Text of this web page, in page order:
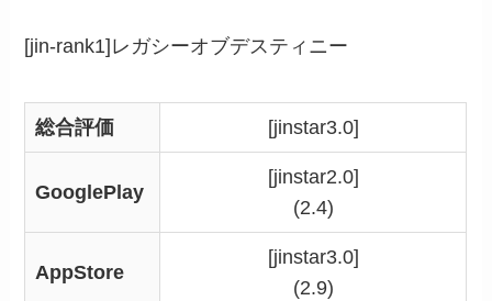
[jin-rank1]レガシーオブデスティニー
総合評価 [jinstar3.0]
GooglePlay
[jinstar2.0]
(2.4)
AppStore
[jinstar3.0]
(2.9)